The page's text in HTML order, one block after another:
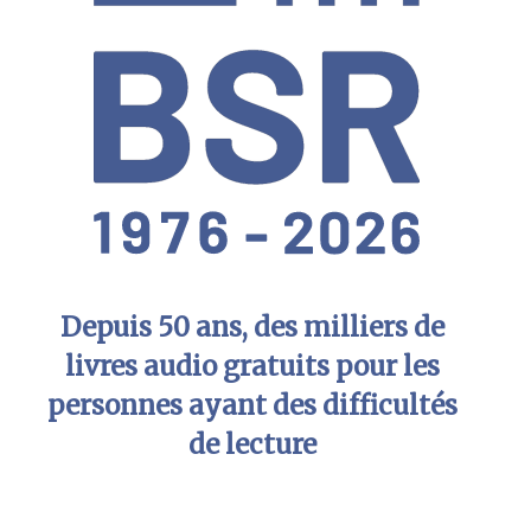
Depuis 50 ans, des milliers de
livres audio gratuits pour les
personnes ayant des difficultés
de lecture